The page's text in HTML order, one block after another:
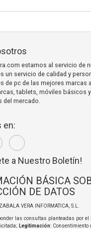
estamos al servicio de
un servicio de calidad y
de pc de las mejores marcas
tablets, móviles básicos
del mercado.
en:
a Nuestro Boletín!
BÁSICA
DE DATOS
VERA INFORMATICA, S.L.
las consultas planteadas por
Legitimación: Consentimiento